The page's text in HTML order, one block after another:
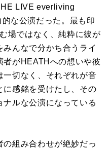
LIVE everliving
な公演だった。最も印
場ではなく、純粋に彼が
んなで分かち合うライ
者がHEATHへの想いや彼
一切なく、それぞれが音
に感銘を受けたし、その
ルな公演になっている
の組み合わせが絶妙だっ